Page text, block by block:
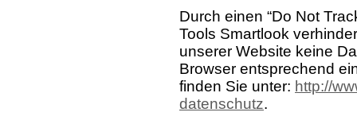
Durch einen “Do Not
Tools Smartlook
unserer Website keine
Browser entsprechend
finden Sie unter: http://
datenschutz.